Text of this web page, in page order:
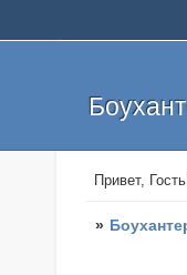
Привет,
»